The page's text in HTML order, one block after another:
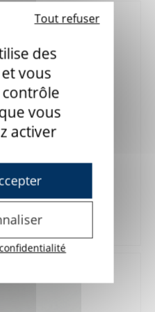
des
vous
vous
activer
Tout refuser